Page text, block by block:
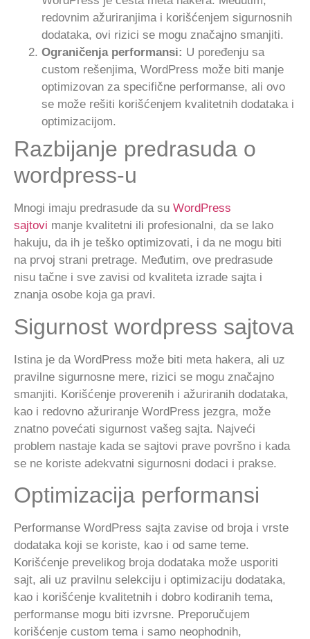
redovnim ažuriranjima i korišćenjem sigurnosnih
dodataka, ovi rizici se mogu značajno smanjiti.
Ograničenja performansi: U poređenju sa
custom rešenjima, WordPress može biti manje
optimizovan za specifične performanse, ali ovo
se može rešiti korišćenjem kvalitetnih dodataka i
optimizacijom.
Razbijanje predrasuda o
wordpress-u
Mnogi imaju predrasude da su WordPress
sajtovi manje kvalitetni ili profesionalni, da se lako
hakuju, da ih je teško optimizovati, i da ne mogu biti
na prvoj strani pretrage. Međutim, ove predrasude
nisu tačne i sve zavisi od kvaliteta izrade sajta i
znanja osobe koja ga pravi.
Sigurnost wordpress sajtova
Istina je da WordPress može biti meta hakera, ali uz
pravilne sigurnosne mere, rizici se mogu značajno
smanjiti. Korišćenje proverenih i ažuriranih dodataka,
kao i redovno ažuriranje WordPress jezgra, može
znatno povećati sigurnost vašeg sajta. Najveći
problem nastaje kada se sajtovi prave površno i kada
se ne koriste adekvatni sigurnosni dodaci i prakse.
Optimizacija performansi
Performanse WordPress sajta zavise od broja i vrste
dodataka koji se koriste, kao i od same teme.
Korišćenje prevelikog broja dodataka može usporiti
sajt, ali uz pravilnu selekciju i optimizaciju dodataka,
kao i korišćenje kvalitetnih i dobro kodiranih tema,
performanse mogu biti izvrsne. Preporučujem
korišćenje custom tema i samo neophodnih,